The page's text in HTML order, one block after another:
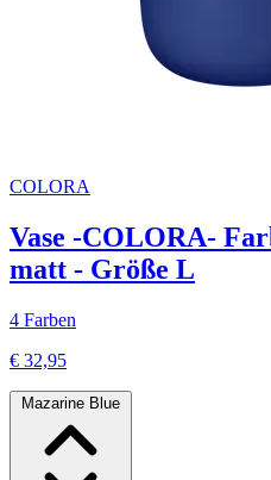
COLORA
Vase -COLORA-
matt - Größe L
4 Farben
€ 32,95
Mazarine Blue